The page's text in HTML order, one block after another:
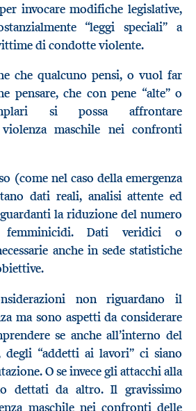
invocare modifiche legislative,
“leggi speciali” a
di condotte violente.
che qualcuno pensi, o vuol far
pensare, che con pene “alte” o
si possa affrontare
violenza maschile nei confronti
(come nel caso della emergenza
dati reali, analisi attente ed
la riduzione del numero
femminicidi. Dati veridici o
anche in sede statistiche
non riguardano il
ma sono aspetti da considerare
se anche all’interno del
“addetti ai lavori” ci siano
O se invece gli attacchi alla
dettati da altro. Il gravissimo
maschile nei confronti delle